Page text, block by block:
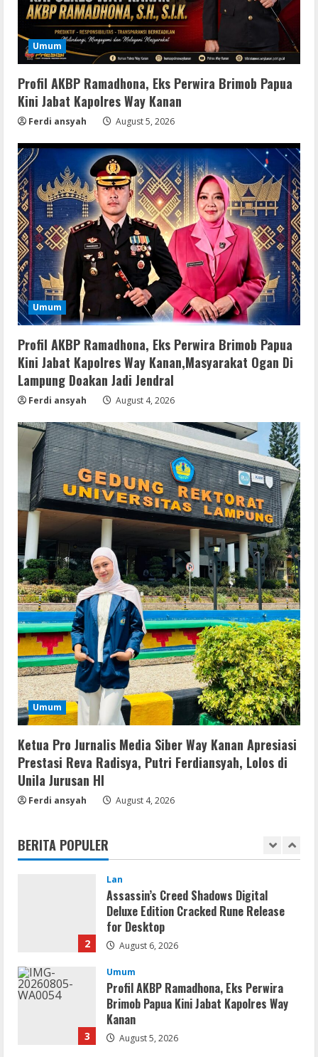
Umum
Profil AKBP Ramadhona, Eks Perwira Brimob Papua
Kini Jabat Kapolres Way Kanan
Ferdi ansyah August 5, 2026
Umum
Profil AKBP Ramadhona, Eks Perwira Brimob Papua
Kini Jabat Kapolres Way Kanan,Masyarakat Ogan Di
Lampung Doakan Jadi Jendral
Ferdi ansyah August 4, 2026
Umum
Ketua Pro Jurnalis Media Siber Way Kanan Apresiasi
Prestasi Reva Radisya, Putri Ferdiansyah, Lolos di
Unila Jurusan HI
Ferdi ansyah August 4, 2026
BERITA POPULER
2
Assassin’s Creed Shadows Digital
Deluxe Edition Cracked Rune Release
for Desktop
August 6, 2026
3
Umum
Profil AKBP Ramadhona, Eks Perwira
Brimob Papua Kini Jabat Kapolres Way
Kanan
August 5, 2026
4
Umum
Profil AKBP Ramadhona, Eks Perwira
Brimob Papua Kini Jabat Kapolres Way
Kanan,Masyarakat Ogan Di Lampung
Doakan Jadi Jendral
August 4, 2026
5
Umum
Ketua Pro Jurnalis Media Siber Way
Kanan Apresiasi Prestasi Reva Radisya,
Putri Ferdiansyah, Lolos di Unila
Jurusan HI
1
Serialers
Ableton Live Crack + Portable Windows
2
Lan
Assassin’s Creed Shadows Digital
Deluxe Edition Cracked Rune Release
for Desktop
August 6, 2026
3
Umum
Profil AKBP Ramadhona, Eks Perwira
Brimob Papua Kini Jabat Kapolres Way
Kanan
August 5, 2026